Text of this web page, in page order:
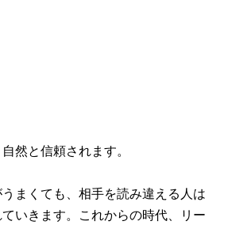
然と信頼されます。
まくても、相手を読み違える人は
いきます。これからの時代、リー